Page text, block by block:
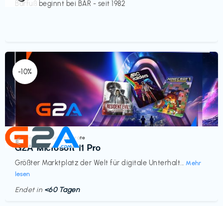
Barfuß beginnt bei BÄR - seit 1982
-10%
Elektronik & Haushaltsgeräte
G2A Microsoft 11 Pro
Größter Marktplatz der Welt für digitale Unterhalt... Mehr
lesen
€‎
Endet in <60 Tagen